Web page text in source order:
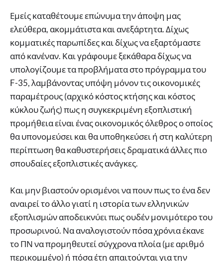
Εμείς καταθέτουμε επώνυμα την άποψη μας
ελεύθερα, ακομμάτιστα και ανεξάρτητα. Δίχως
κομματικές παρωπίδες και δίχως να εξαρτόμαστε
από κανέναν. Και γράφουμε ξεκάθαρα δίχως να
υπολογίζουμε τα προβλήματα στο πρόγραμμα του
F-35, λαμβάνοντας υπόψη μόνον τις οικονομικές
παραμέτρους (αρχικό κόστος κτήσης και κόστος
κύκλου ζωής) πως η συγκεκριμένη εξοπλιστική
προμήθεια είναι ένας οικονομικός όλεθρος ο οποίος
θα υπονομεύσει και θα υποθηκεύσει ή στη καλύτερη
περίπτωση θα καθυστερήσεις δραματικά άλλες πιο
σπουδαίες εξοπλιστικές ανάγκες.
Και μην βιαστούν ορισμένοι να πουν πως το ένα δεν
αναιρεί το άλλο γιατί η ιστορία των ελληνικών
εξοπλισμών αποδεικνύει πως ουδέν μονιμότερο του
προσωρινού. Να αναλογιστούν πόσα χρόνια έκανε
το ΠΝ να προμηθευτεί σύγχρονα πλοία (με αριθμό
περικομμένο) ή πόσα έτη απαιτούνται για την